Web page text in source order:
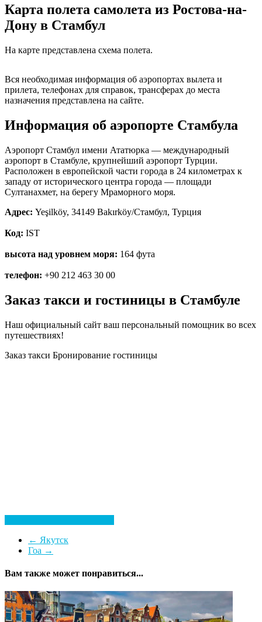
Карта полета самолета из Ростова-на-
Дону в Стамбул
На карте представлена схема полета.
Ростов-на-Дону
Вся необходимая информация об аэропортах вылета и
прилета, телефонах для справок, трансферах до места
назначения представлена на сайте.
Информация об аэропорте Стамбула
Аэропорт Стамбул имени Ататюрка — международный
аэропорт в Стамбулe, крупнейший аэропорт Турции.
Расположен в европейской части города в 24 километрах к
западу от исторического центра города — площади
Султанахмет, на берегу Мраморного моря.
Адрес: Yeşilköy, 34149 Bakırköy/Стамбул, Турция
Код: IST
высота над уровнем моря: 164 фута
телефон: +90 212 463 30 00
Заказ такси и гостиницы в Стамбуле
Наш официальный сайт ваш персональный помощник во всех
путешествиях!
Заказ такси Бронирование гостиницы
← Якутск
Гоа →
Вам также может понравиться...